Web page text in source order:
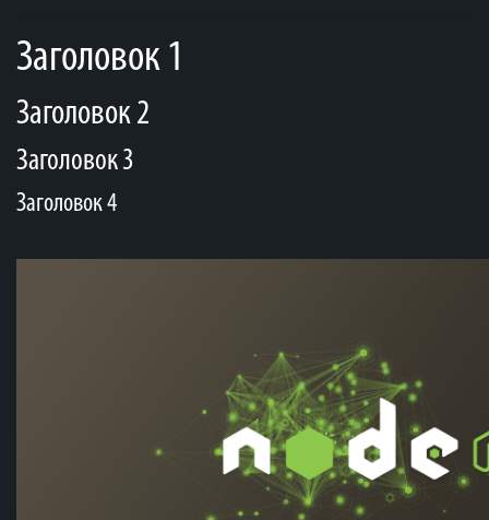
Заголовок 1
Заголовок 2
Заголовок 3
Заголовок 4